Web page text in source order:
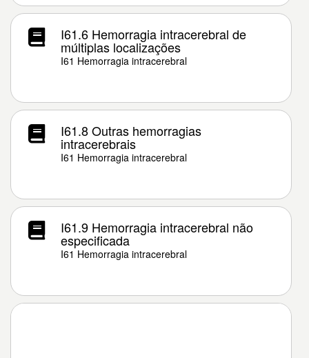
I61.6 Hemorragia intracerebral de
múltiplas localizações
I61 Hemorragia intracerebral
I61.8 Outras hemorragias
intracerebrais
I61 Hemorragia intracerebral
I61.9 Hemorragia intracerebral não
especificada
I61 Hemorragia intracerebral